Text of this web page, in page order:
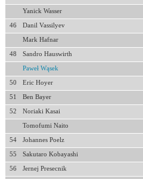
Yanick Wasser
46 Danil Vassilyev
Mark Hafnar
48 Sandro Hauswirth
Paweł Wąsek
50 Eric Hoyer
51 Ben Bayer
52 Noriaki Kasai
Tomofumi Naito
54 Johannes Poelz
55 Sakutaro Kobayashi
56 Jernej Presecnik